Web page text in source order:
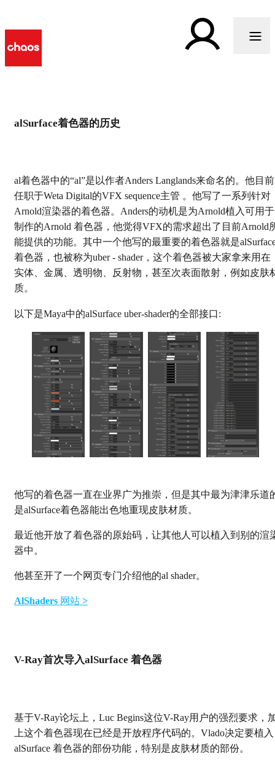
器
alSurface着色器的历史
al着色器中的“al”是以作者Anders Langlands来命名的。他目前
任职于Weta Digital的VFX sequence主管 。他写了一系列针对
Arnold渲染器的着色器。Anders的动机是为Arnold植入可用于
制作的Arnold 着色器，他觉得VFX的需求超出了目前Arnold
能提供的功能。其中一个他写的最重要的着色器就是
着色器，也被称为uber - shader，这个着色器被大家拿来用在
实体、金属、透明物、反射物，甚至次表面散射，例如皮肤
质。
以下是Maya中的alSurface uber-shader的全部接口:
他写的着色器一直在业界广为推崇，但是其中最为津津乐道
是alSurface着色器能出色地重现皮肤材质。
最近他开放了着色器的原始码，让其他人可以植入到别的渲
器中。
他甚至开了一个网页专门介绍他的al shader。
AlShaders 网站 >
V-Ray首次导入alSurface 着色器
基于V-Ray论坛上，Luc Begins这位V-Ray用户的强烈要求，
上这个着色器现在已经是开放程序代码的。Vlado决定要植入
alSurface 着色器的部份功能，特别是皮肤材质的部份。